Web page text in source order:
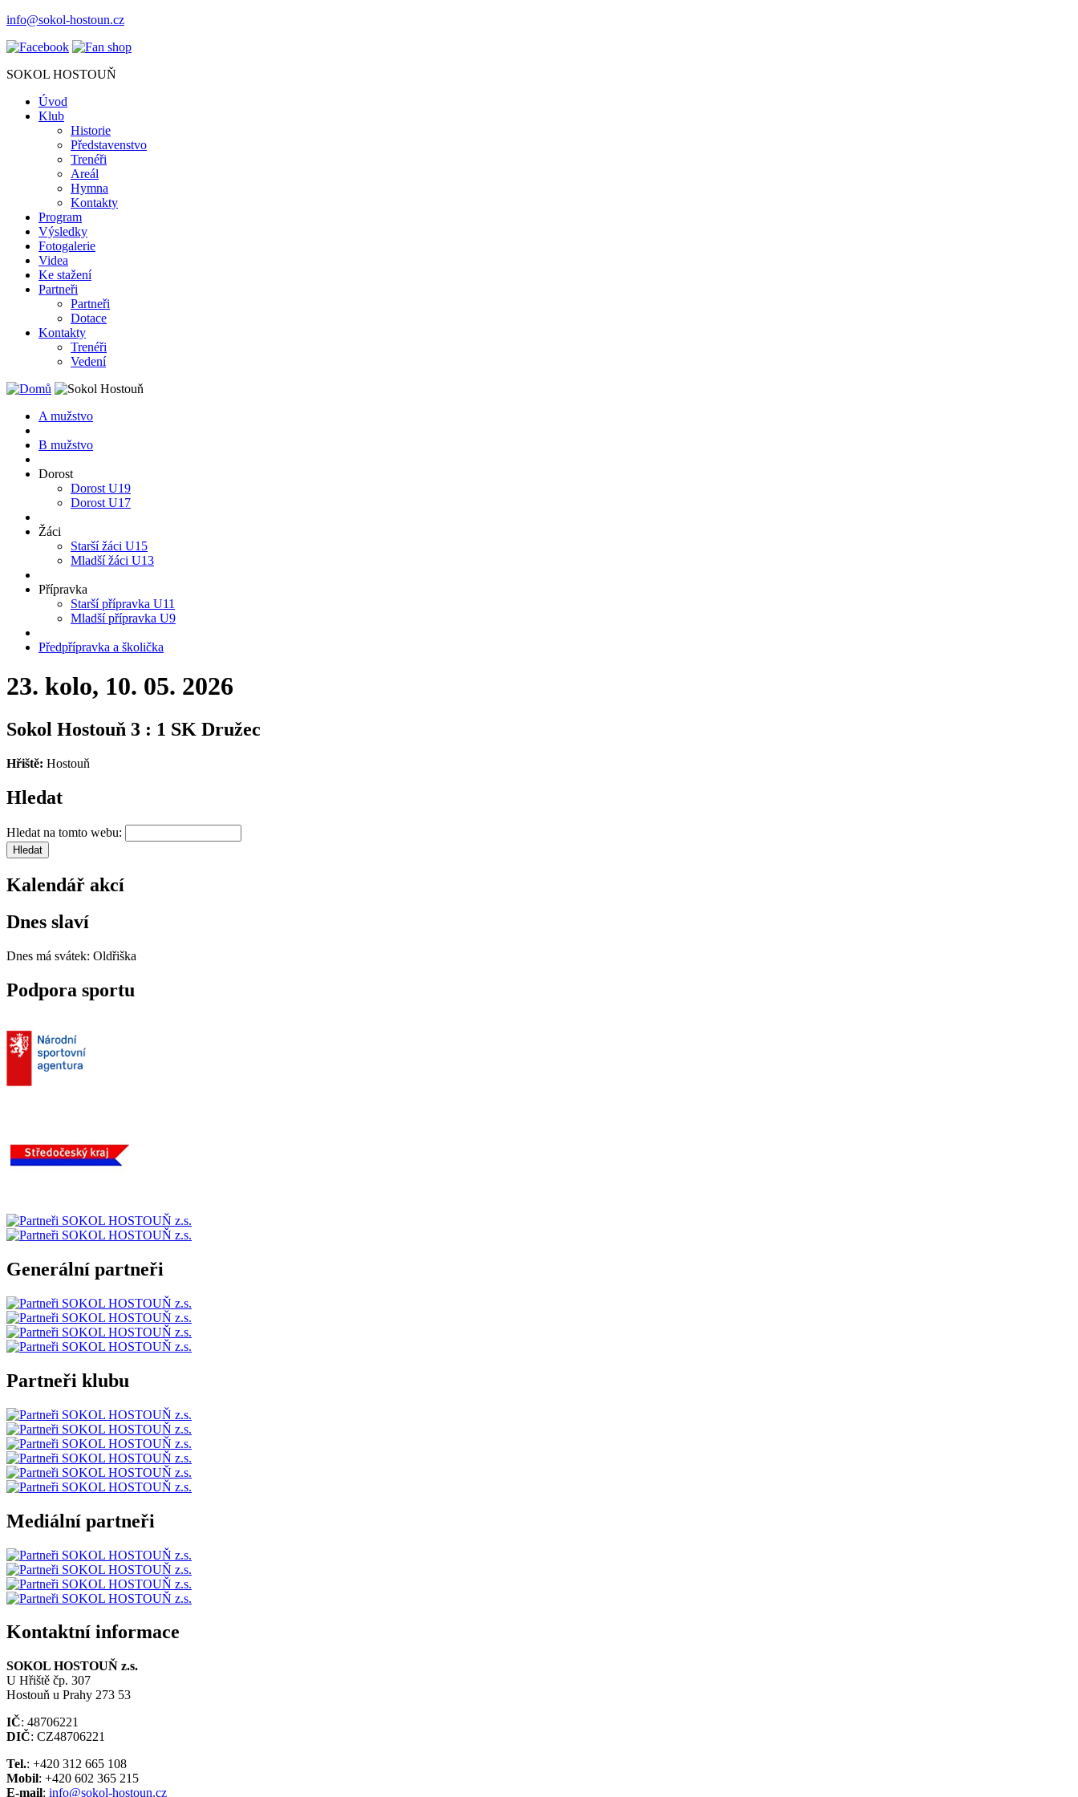
info@sokol-hostoun.cz
SOKOL HOSTOUŇ
Úvod
Klub
Historie
Představenstvo
Trenéři
Areál
Hymna
Kontakty
Program
Výsledky
Fotogalerie
Videa
Ke stažení
Partneři
Partneři
Dotace
Kontakty
Trenéři
Vedení
A mužstvo
B mužstvo
Dorost
Dorost U19
Dorost U17
Žáci
Starší žáci U15
Mladší žáci U13
Přípravka
Starší přípravka U11
Mladší přípravka U9
Předpřípravka a školička
23. kolo, 10. 05. 2026
Sokol Hostouň 3 : 1 SK Družec
Hřiště: Hostouň
Hledat
Hledat na tomto webu:
Kalendář akcí
Dnes slaví
Dnes má svátek: Oldřiška
Podpora sportu
Generální partneři
Partneři klubu
Mediální partneři
Kontaktní informace
SOKOL HOSTOUŇ z.s.
U Hřiště čp. 307
Hostouň u Prahy 273 53
IČ: 48706221
DIČ: CZ48706221
Tel.: +420 312 665 108
Mobil: +420 602 365 215
E-mail: info@sokol-hostoun.cz